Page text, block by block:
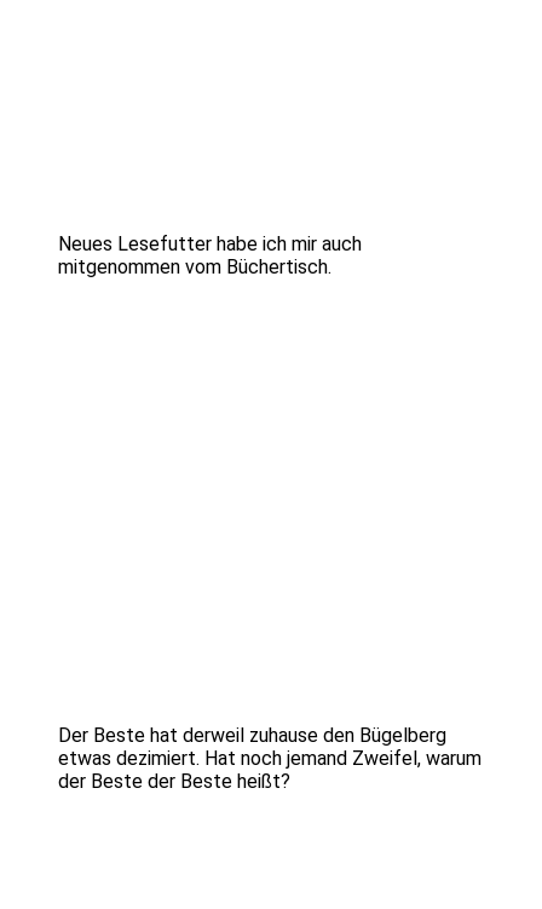
Neues Lesefutter habe ich mir auch
mitgenommen vom Büchertisch.
Der Beste hat derweil zuhause den Bügelberg
etwas dezimiert. Hat noch jemand Zweifel, warum
der Beste der Beste heißt?